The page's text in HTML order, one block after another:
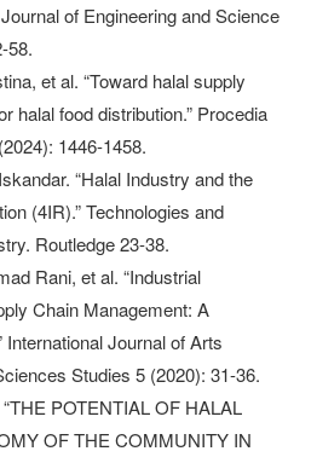
of Engineering and Science
58.
et al. “Toward halal supply
halal food distribution.” Procedia
1446-1458.
“Halal Industry and the
(4IR).” Technologies and
Routledge 23-38.
Rani, et al. “Industrial
Chain Management: A
Journal of Arts
Studies 5 (2020): 31-36.
POTENTIAL OF HALAL
OF THE COMMUNITY IN